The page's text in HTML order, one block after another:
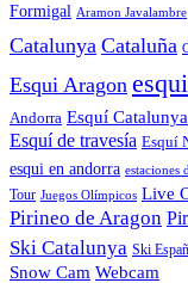
Formigal Aramon Javalambre
Catalunya Cataluña
Esqui Aragon
Andorra Esquí Catalunya
Esquí de travesía Esquí
esqui en andorra estaciones
Tour Juegos Olímpicos Live
Pirineo de Aragon
Ski Catalunya Ski
Snow Cam Webcam